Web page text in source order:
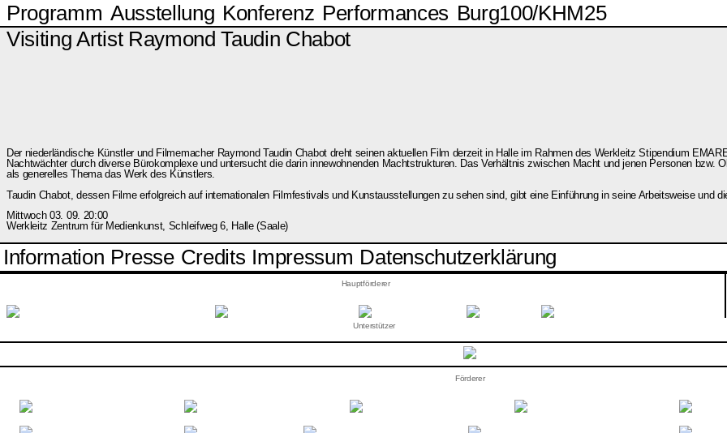
Programm Ausstellung Konferenz Performances Burg100/KHM25
Visiting Artist Raymond Taudin Chabot
Der niederländische Künstler und Filmemacher Raymond Taudin Chabot dreht seinen aktuellen Film derzeit in Halle im Rahmen des Werkleitz Stipendium
Nachtwächter durch diverse Bürokomplexe und untersucht die darin innewohnenden Machtstrukturen. Das Verhältnis zwischen Macht und jenen Personen bzw.
als generelles Thema das Werk des Künstlers.
Taudin Chabot, dessen Filme erfolgreich auf internationalen Filmfestivals und Kunstausstellungen zu sehen sind, gibt eine Einführung in seine Arbeitsweise und
Mittwoch 03. 09. 20:00
Werkleitz Zentrum für Medienkunst, Schleifweg 6, Halle (Saale)
Information Presse Credits Impressum Datenschutzerklärung
Hauptförderer
Förderer
Unterstützer